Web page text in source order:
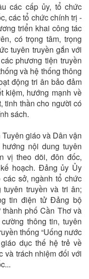
các cấp ủy, tổ chức
các tổ chức chính trị -
triển khai công tác
có trọng tâm, trọng
tuyên truyền gắn với
phương tiện truyền
và hệ thống thông
động tri ân bảo đảm
kiệm, hướng mạnh về
tinh thần cho người có
sách.
giáo và Dân vận
nội dung tuyên
vị theo dõi, đôn đốc,
hoạch. Đảng ủy Ủy
sở, ngành tổ chức
truyền và tri ân;
tin điện tử Đảng bộ
phố Cần Thơ và
thông tin, tuyên
thống “Uống nước
dục thế hệ trẻ về
và trách nhiệm đối với